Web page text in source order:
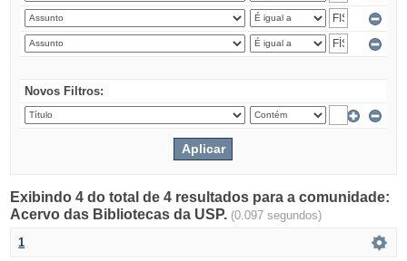
Novos Filtros:
Exibindo 4 do total de 4 resultados para a comunidade:
Acervo das Bibliotecas da USP. (0.097 segundos)
1